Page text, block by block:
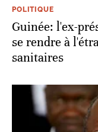
POLITIQUE
Guinée: l'ex-
se rendre à
sanitaires